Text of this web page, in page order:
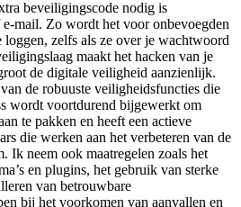
beveiligingscode nodig is
mail. Zo wordt het voor onbevoegden
zelfs als ze over je wachtwoord
maakt het hacken van je
de digitale veiligheid aanzienlijk.
de robuuste veiligheidsfuncties die
wordt voortdurend bijgewerkt om
te pakken en heeft een actieve
die werken aan het verbeteren van de
Ik neem ook maatregelen zoals het
en plugins, het gebruik van sterke
van betrouwbare
bij het voorkomen van aanvallen en